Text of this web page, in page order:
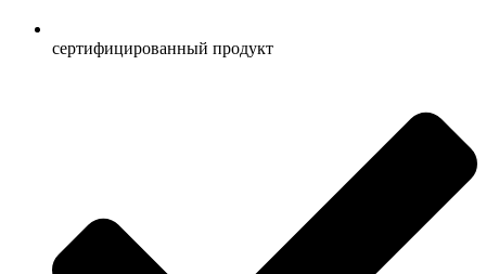
сертифицированный продукт